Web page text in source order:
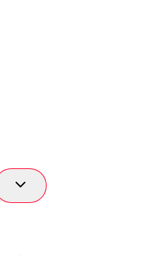
Przełącz
podrzędne